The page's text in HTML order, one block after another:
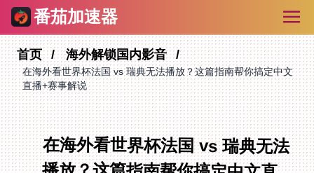
番茄加速器
首页 海外解锁国内影音
在海外看世界杯法国 vs 瑞典无法播放？这篇指南帮你搞定中文
直播+赛事解说
在海外看世界杯法国 vs 瑞典无法
播放？这篇指南帮你搞定中文直